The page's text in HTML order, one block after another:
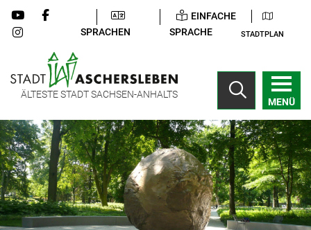
SPRACHEN
EINFACHE
SPRACHE
STADTPLAN
ÄLTESTE STADT SACHSEN-ANHALTS
MENÜ